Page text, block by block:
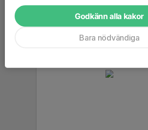
Godkänn alla kakor
Bara nödvändiga